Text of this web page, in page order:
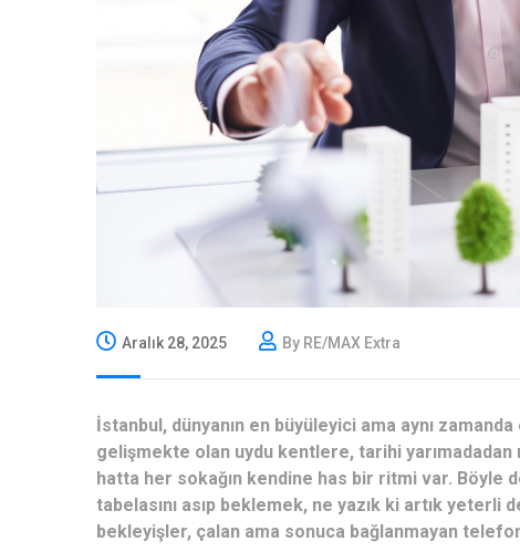
Aralık 28, 2025 By RE/MAX Extra
İstanbul, dünyanın en büyüleyici ama aynı
gelişmekte olan uydu kentlere, tarihi
hatta her sokağın kendine has bir ritmi var. Böyle
tabelasını asıp beklemek, ne yazık ki artık yeterli
bekleyişler, çalan ama sonuca bağlanmayan